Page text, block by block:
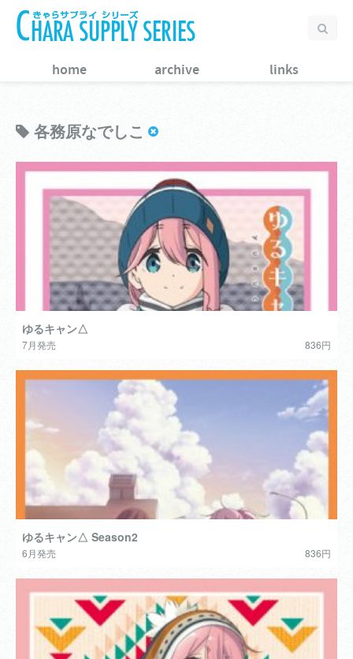
home archive links
各務原なでしこ
ゆるキャン△
7月発売 836円
ゆるキャン△ Season2
6月発売 836円